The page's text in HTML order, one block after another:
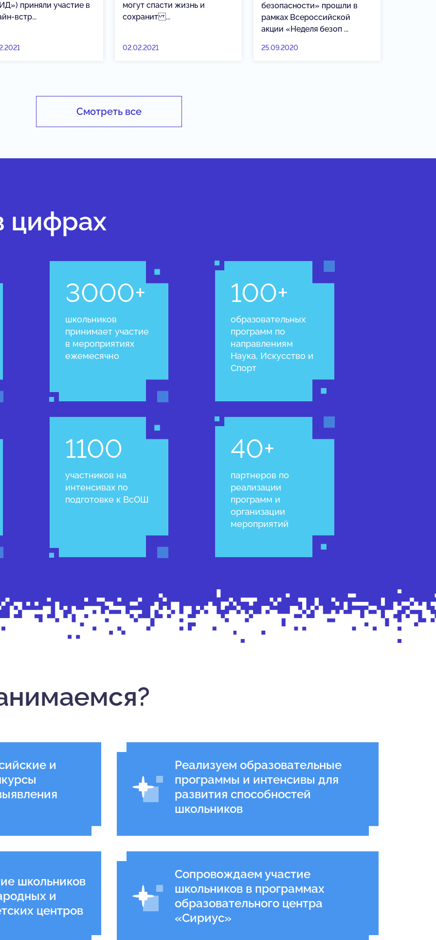
Подробнее
приняли участие в
встр...
могут спасти жизнь и
сохранит ...
02.02.2021
безопасности» прошли в
рамках Всероссийской
акции «Неделя безоп ...
25.09.2020
Смотреть все
цифрах
3000+
школьников
принимает участие
в мероприятиях
ежемесячно
100+
образовательных
программ по
направлениям
Наука, Искусство и
Спорт
1100
участников на
интенсивах по
подготовке к ВсОШ
40+
партнеров по
реализации
программ и
организации
мероприятий
и
Реализуем образовательные
программы и интенсивы для
развития способностей
школьников
школьников
и
центров
Сопровождаем участие
школьников в программах
образовательного центра
«Сириус»